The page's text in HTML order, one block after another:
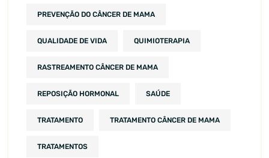
PREVENÇÃO DO CÂNCER DE MAMA
QUALIDADE DE VIDA QUIMIOTERAPIA
RASTREAMENTO CÂNCER DE MAMA
REPOSIÇÃO HORMONAL SAÚDE
TRATAMENTO TRATAMENTO CÂNCER DE MAMA
TRATAMENTOS